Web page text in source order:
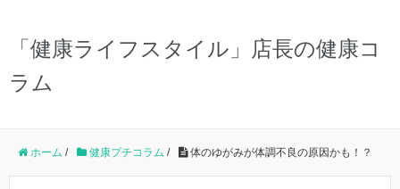
「健康ライフスタイル」店長の健康コ
ラム
ホーム / 健康プチコラム / 体のゆがみが体調不良の原因かも！？